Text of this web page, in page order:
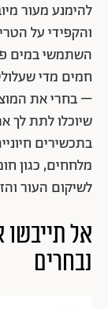
להימנע מעור
והקפידי על
השתמשי במים
חמים מדי
– בחרי את
שיוכלו לתת לך
בתכשירים
מלחחים, כגון
לשיקום העור
נבחרים